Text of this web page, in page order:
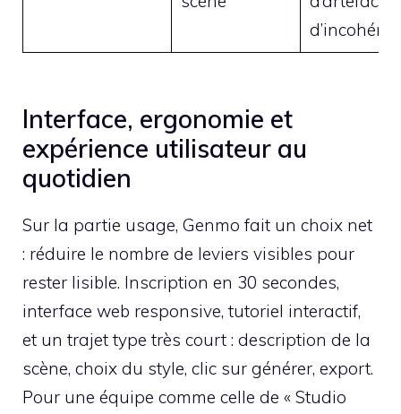
Interface, ergonomie et
expérience utilisateur au
quotidien
Sur la partie usage, Genmo fait un choix net
: réduire le nombre de leviers visibles pour
rester lisible. Inscription en 30 secondes,
interface web responsive, tutoriel interactif,
et un trajet type très court : description de la
scène, choix du style, clic sur générer, export.
Pour une équipe comme celle de « Studio